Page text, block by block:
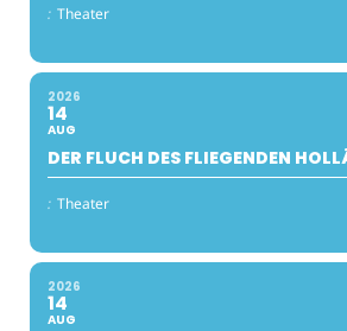
: Theater
2026
14
AUG
DER FLUCH DES FLIEGENDEN
: Theater
2026
14
AUG